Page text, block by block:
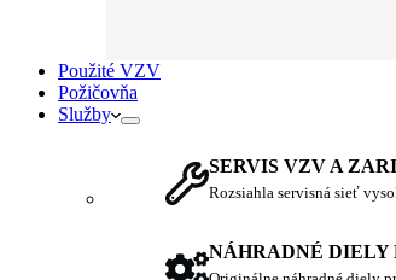
Použité VZV
Požičovňa
Služby
SERVIS VZV A
Rozsiahla servisná sieť
NÁHRADNÉ DIELY